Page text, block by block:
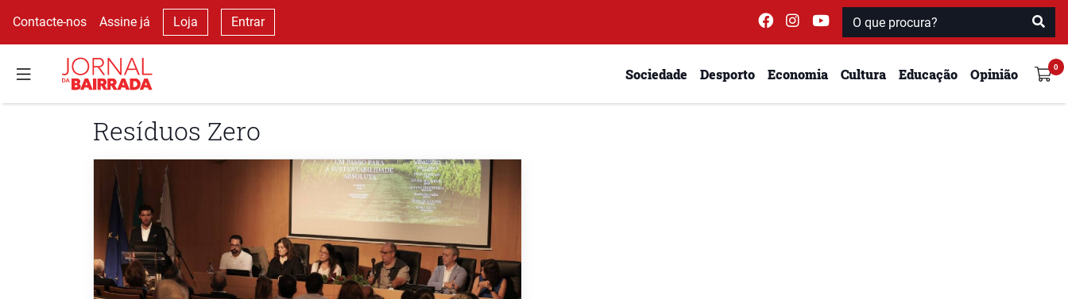
Contacte-nos Assine já Loja Entrar
Sociedade Desporto Economia Cultura Educação Opinião
Resíduos Zero